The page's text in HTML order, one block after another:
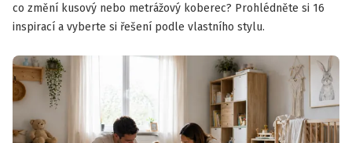
co změní kusový nebo metrážový koberec? Prohlédněte si 16
inspirací a vyberte si řešení podle vlastního stylu.